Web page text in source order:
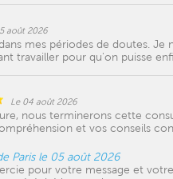
août 2026
mes périodes de doutes. Je
travailler pour qu'on puisse
Le 04 août 2026
nous terminerons cette
et vos conseils
Paris le 05 août 2026
pour votre message et